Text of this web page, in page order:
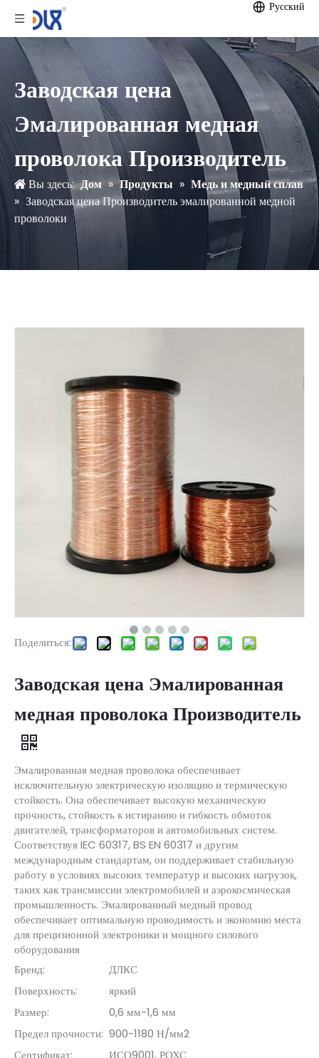
Pусский
Заводская цена
Эмалированная медная
проволока Производитель
Вы здесь: Дом » Продукты » Медь и медный сплав
» Заводская цена Производитель эмалированной медной
проволоки
Поделиться:
Заводская цена Эмалированная
медная проволока Производитель
Эмалированная медная проволока обеспечивает
исключительную электрическую изоляцию и термическую
стойкость. Она обеспечивает высокую механическую
прочность, стойкость к истиранию и гибкость обмоток
двигателей, трансформаторов и автомобильных систем.
Соответствуя IEC 60317, BS EN 60317 и другим
международным стандартам, он поддерживает стабильную
работу в условиях высоких температур и высоких нагрузок,
таких как трансмиссии электромобилей и аэрокосмическая
промышленность. Эмалированный медный провод
обеспечивает оптимальную проводимость и экономию места
для прецизионной электроники и мощного силового
оборудования
Бренд:
ДЛКС
Поверхность:
яркий
Размер:
0,6 мм-1,6 мм
Предел прочности: 900-1180 Н/мм2
Сертификат:
ИСО9001, РОХС